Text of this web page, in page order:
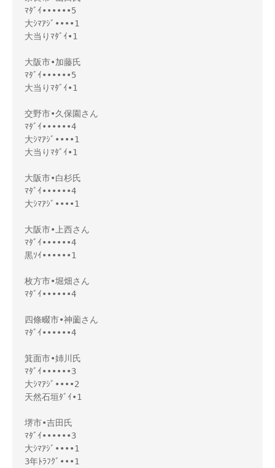
ﾏﾀﾞｲ••••••5
大ｼﾏｱｼﾞ••••1
大当りﾏﾀﾞｲ•1
大阪市•加藤氏
ﾏﾀﾞｲ••••••5
大当りﾏﾀﾞｲ•1
交野市•久保園さん
ﾏﾀﾞｲ••••••4
大ｼﾏｱｼﾞ••••1
大当りﾏﾀﾞｲ•1
大阪市•白杉氏
ﾏﾀﾞｲ••••••4
大ｼﾏｱｼﾞ••••1
大阪市•上西さん
ﾏﾀﾞｲ••••••4
黒ｿｲ••••••1
枚方市•堀畑さん
ﾏﾀﾞｲ••••••4
四條畷市•神薗さん
ﾏﾀﾞｲ••••••4
箕面市•姉川氏
ﾏﾀﾞｲ••••••3
大ｼﾏｱｼﾞ••••2
天然石垣ﾀﾞｲ•1
堺市•吉田氏
ﾏﾀﾞｲ••••••3
大ｼﾏｱｼﾞ••••1
3年ﾄﾗﾌｸﾞ•••1